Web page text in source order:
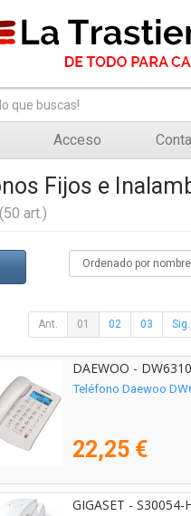
Acceso
Fijos e
(50 art.)
Ant. 01 02 03 Sig.
DAEWOO - DW6310
Teléfono Daewoo
22,25 €
GIGASET - S30054-